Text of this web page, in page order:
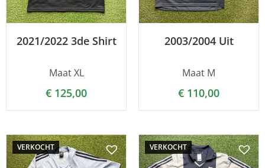
2021/2022 3de Shirt
Maat XL
€ 125,00
2003/2004 Uit
Maat M
€ 110,00
VERKOCHT VERKOCHT